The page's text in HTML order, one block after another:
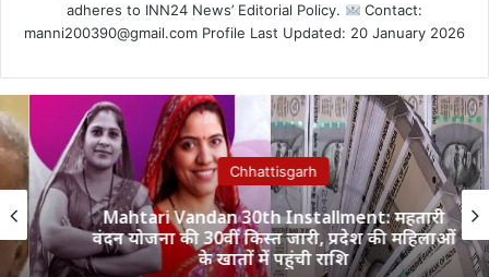
adheres to INN24 News’ Editorial Policy.
Contact:
manni200390@gmail.com Profile Last Updated: 20 January 2026
Chhattisgarh
Mahtari Vandan 30th Installment: महतारी
वंदन योजना की 30वीं किस्त जारी, प्रदेश की महिलाओं
के खातों में पहुंची राशि